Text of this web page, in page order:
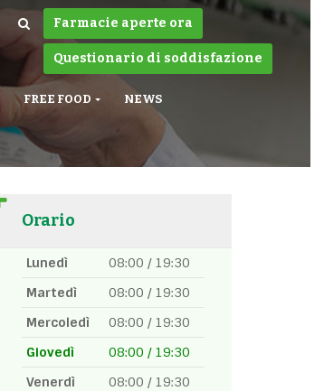
Farmacie aperte ora
Questionario di soddisfazione
FREE FOOD NEWS
Orario
Lunedì
08:00 / 19:30
Martedì
08:00 / 19:30
Mercoledì
08:00 / 19:30
Giovedì
08:00 / 19:30
Venerdì
08:00 / 19:30